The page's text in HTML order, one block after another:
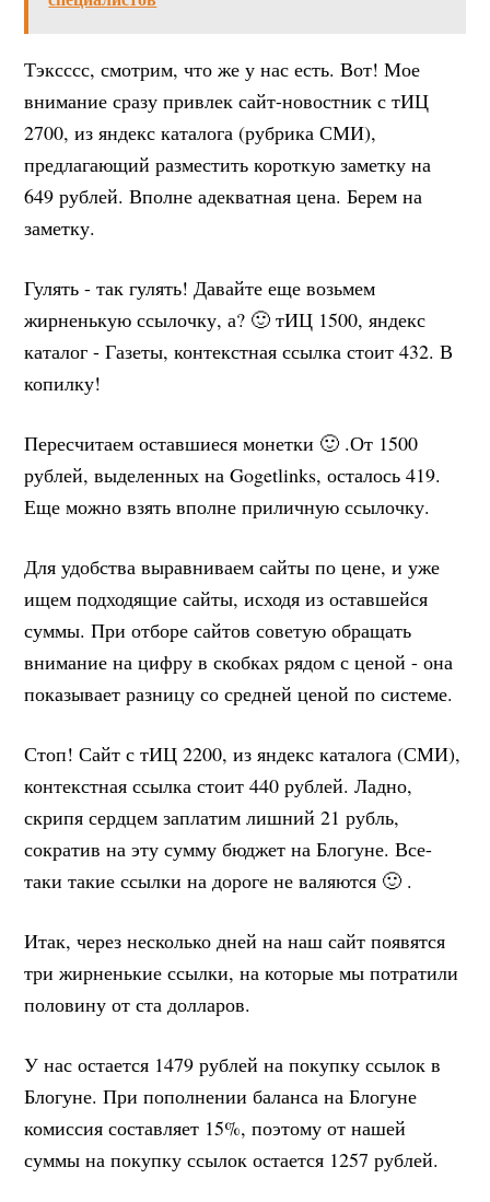
Тэксссс, смотрим, что же у нас есть. Вот! Мое
внимание сразу привлек сайт-новостник с тИЦ
2700, из яндекс каталога (рубрика СМИ),
предлагающий разместить короткую заметку на
649 рублей. Вполне адекватная цена. Берем на
заметку.
Гулять - так гулять! Давайте еще возьмем
жирненькую ссылочку, а? 🙂 тИЦ 1500, яндекс
каталог - Газеты, контекстная ссылка стоит 432. В
копилку!
Пересчитаем оставшиеся монетки 🙂 .От 1500
рублей, выделенных на Gogetlinks, осталось 419.
Еще можно взять вполне приличную ссылочку.
Для удобства выравниваем сайты по цене, и уже
ищем подходящие сайты, исходя из оставшейся
суммы. При отборе сайтов советую обращать
внимание на цифру в скобках рядом с ценой - она
показывает разницу со средней ценой по системе.
Стоп! Сайт с тИЦ 2200, из яндекс каталога (СМИ),
контекстная ссылка стоит 440 рублей. Ладно,
скрипя сердцем заплатим лишний 21 рубль,
сократив на эту сумму бюджет на Блогуне. Все-
таки такие ссылки на дороге не валяются 🙂 .
Итак, через несколько дней на наш сайт появятся
три жирненькие ссылки, на которые мы потратили
половину от ста долларов.
У нас остается 1479 рублей на покупку ссылок в
Блогуне. При пополнении баланса на Блогуне
комиссия составляет 15%, поэтому от нашей
суммы на покупку ссылок остается 1257 рублей.